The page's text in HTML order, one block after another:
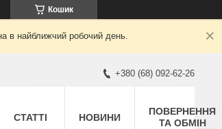
Кошик
в найближчий робочий день.
+380 (68) 092-62-26
СТАТТІ НОВИНИ
ПОВЕРНЕННЯ
ТА ОБМІН